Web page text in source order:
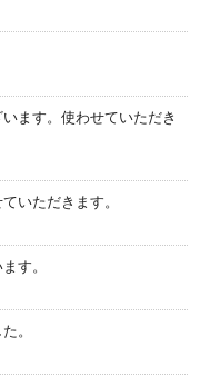
ます。使わせていただき
いただきます。
す。
。